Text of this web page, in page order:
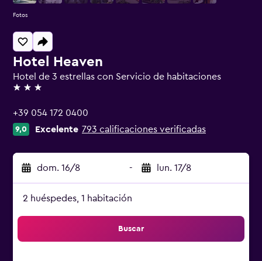
Hotel Heaven
Hotel de 3 estrellas con Servicio de habitaciones
3 estrellas
+39 054 172 0400
9,0 Excelente 793 calificaciones verificadas
dom. 16/8 - lun. 17/8
2 huéspedes, 1 habitación
Buscar
Fotos